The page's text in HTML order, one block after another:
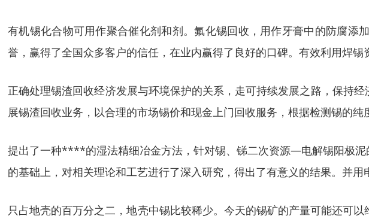
有机锡化合物可用作聚合催化剂和剂。氟化锡回收，用作牙膏中的防腐
誉，赢得了全国众多客户的信任，在业内赢得了良好的口碑。有效利用焊锡
正确处理锡渣回收经济发展与环境保护的关系，走可持续发展之路，保持
展锡渣回收业务，以合理的市场锡价和现金上门回收服务，根据检测锡的纯
提出了一种****的湿法精细冶金方法，针对锡、锑二次资源—电解锡阳极
的基础上，对相关理论和工艺进行了深入研究，得出了有意义的结果。并
只占地壳的百万分之二，地壳中锡比较稀少。今天的锡矿的产量可能还可